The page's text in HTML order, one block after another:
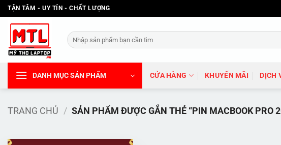
Bỏ
qua
dung
TẬN TÂM - UY TÍN - CHẤT LƯỢNG
Tìm
kiếm:
DANH MỤC SẢN PHẨM CỬA HÀNG KHUYẾN MÃI DỊCH
TRANG CHỦ / SẢN PHẨM ĐƯỢC GẮN THẺ “PIN MACBOOK PRO